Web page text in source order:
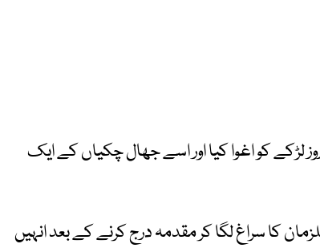
لڑکے کو اغوا کیا اور اسے جھال چکیاں کے ایک
تھا کہ پولیس نے 2 مرکزی ملزمان کا سراغ لگا کر مقدمہ درج کرنے کے بعد انہیں